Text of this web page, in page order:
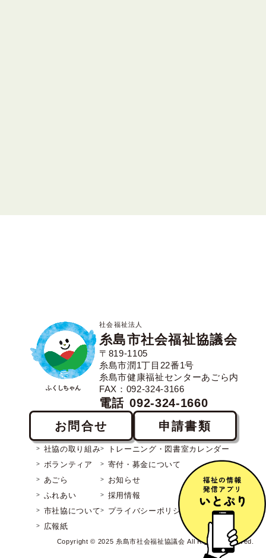
ふくしちゃん
社会福祉法人
糸島市社会福祉協議会
〒819-1105
糸島市潤1丁目22番1号
糸島市健康福祉センターあごら内
FAX：092-324-3166
電話 092-324-1660
お問合せ
申請書類
社協の取り組み
ボランティア
あごら
ふれあい
市社協について
広報紙
トレーニング・図書室カレンダー
寄付・募金について
お知らせ
採用情報
プライバシーポリシー
Copyright © 2025 糸島市社会福祉協議会 All Rights Reserved.